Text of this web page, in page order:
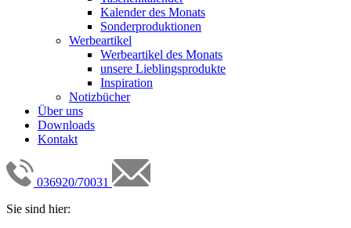
Kalender des Monats
Sonderproduktionen
Werbeartikel
Werbeartikel des Monats
unsere Lieblingsprodukte
Inspiration
Notizbücher
Über uns
Downloads
Kontakt
036920/70031
Sie sind hier: